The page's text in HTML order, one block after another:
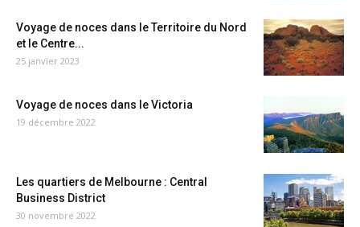
Voyage de noces dans le Territoire du Nord
et le Centre...
25 janvier 2023
Voyage de noces dans le Victoria
19 décembre 2022
Les quartiers de Melbourne : Central
Business District
30 novembre 2022